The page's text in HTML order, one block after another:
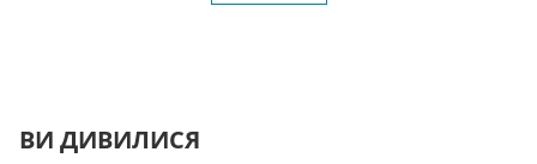
ВИ ДИВИЛИСЯ